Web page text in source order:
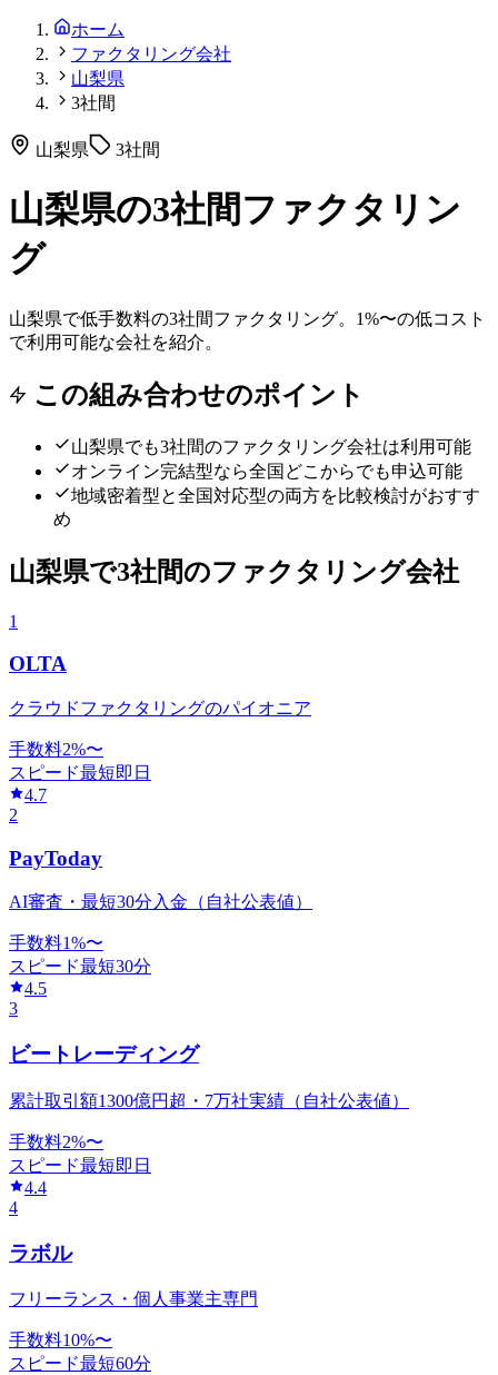
ホーム
ファクタリング会社
山梨県
3社間
山梨県 3社間
山梨県の3社間ファクタリン
グ
山梨県で低手数料の3社間ファクタリング。1%〜の低コスト
で利用可能な会社を紹介。
この組み合わせのポイント
山梨県でも3社間のファクタリング会社は利用可能
オンライン完結型なら全国どこからでも申込可能
地域密着型と全国対応型の両方を比較検討がおすす
め
山梨県で3社間のファクタリング会社
1
OLTA
クラウドファクタリングのパイオニア
手数料2%〜
スピード最短即日
4.7
2
PayToday
AI審査・最短30分入金（自社公表値）
手数料1%〜
スピード最短30分
4.5
3
ビートレーディング
累計取引額1300億円超・7万社実績（自社公表値）
手数料2%〜
スピード最短即日
4.4
4
ラボル
フリーランス・個人事業主専門
手数料10%〜
スピード最短60分